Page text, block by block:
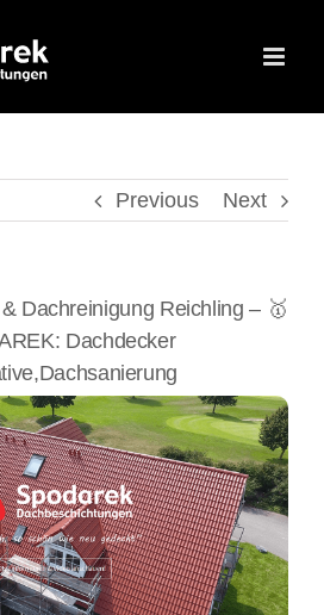
Previous Next
Dachreinigung Reichling – 🥇
Dachdecker